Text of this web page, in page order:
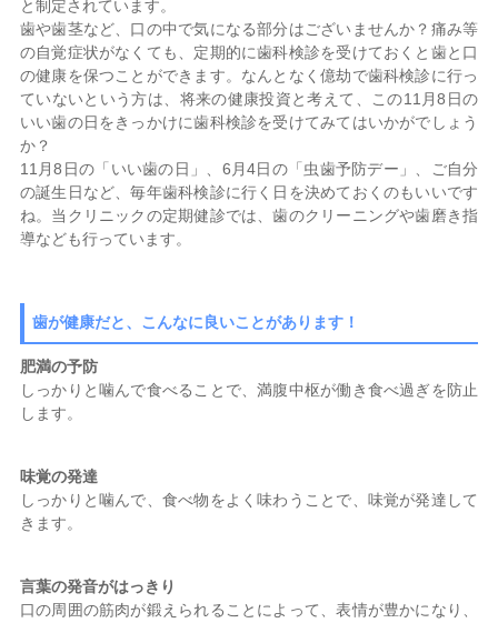
と制定されています。
歯や歯茎など、口の中で気になる部分はございませんか？痛み等
の自覚症状がなくても、定期的に歯科検診を受けておくと歯と口
の健康を保つことができます。なんとなく億劫で歯科検診に行っ
ていないという方は、将来の健康投資と考えて、この11月8日の
いい歯の日をきっかけに歯科検診を受けてみてはいかがでしょう
か？
11月8日の「いい歯の日」、6月4日の「虫歯予防デー」、ご自分
の誕生日など、毎年歯科検診に行く日を決めておくのもいいです
ね。当クリニックの定期健診では、歯のクリーニングや歯磨き指
導なども行っています。
歯が健康だと、こんなに良いことがあります！
肥満の予防
しっかりと噛んで食べることで、満腹中枢が働き食べ過ぎを防止
します。
味覚の発達
しっかりと噛んで、食べ物をよく味わうことで、味覚が発達して
きます。
言葉の発音がはっきり
口の周囲の筋肉が鍛えられることによって、表情が豊かになり、